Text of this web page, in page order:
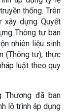
thống. Trên
xây dựng Quyết
Thông tư ban
nhiên liệu sinh
(Thông tư), thực
luật theo quy
Thương đã ban
lộ trình áp dụng